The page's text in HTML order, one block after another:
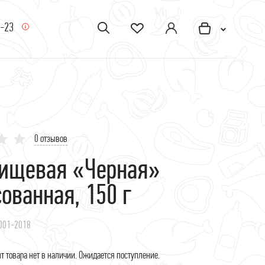
23
0 отзывов
«Черная»
150 г
2018
нет в наличии. Ожидается поступление.